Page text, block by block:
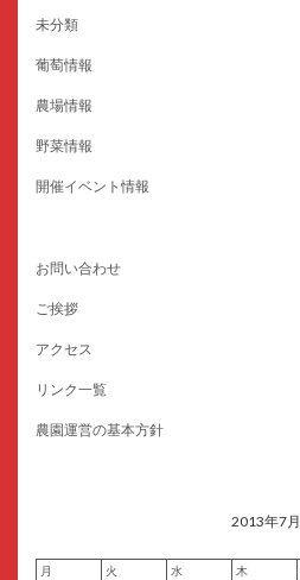
未分類
葡萄情報
農場情報
野菜情報
開催イベント情報
お問い合わせ
ご挨拶
アクセス
リンク一覧
農園運営の基本方針
2013年7月
月 火 水 木